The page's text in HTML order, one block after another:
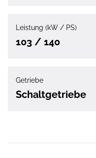
Leistung (kW / PS)
103 / 140
Getriebe
Schaltgetriebe